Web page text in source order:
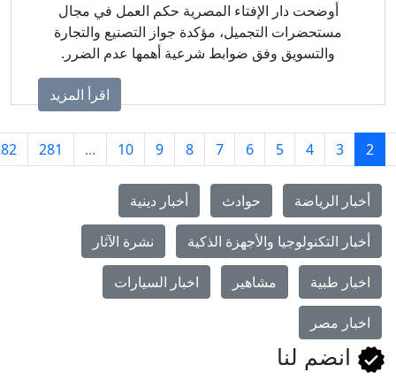
أوضحت دار الإفتاء المصرية حكم العمل في مجال
مستحضرات التجميل، مؤكدة جواز التصنيع والتجارة
والتسويق وفق ضوابط شرعية أهمها عدم الضرر.
اقرأ المزيد
10
...
281
282
›
الرياضة حوادث أخبار دينية
التكنولوجيا والأجهزة الذكية نشرة الآثار
طبية مشاهير اخبار السيارات
مصر
لنا